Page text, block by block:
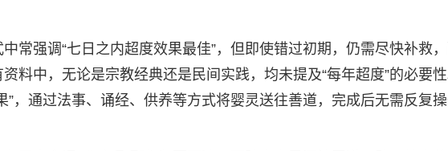
常强调“七日之内超度效果最佳”，但即使错过初期，仍需尽快补救
料中，无论是宗教经典还是民间实践，均未提及“每年超度”的必要
”，通过法事、诵经、供养等方式将婴灵送往善道，完成后无需反复